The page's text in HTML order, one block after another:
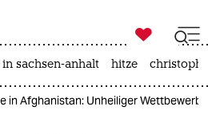
zahl ich
ich

taz zahl ich
in sachsen-anhalt hitze
in Afghanistan: Unheiliger Wettbewerb